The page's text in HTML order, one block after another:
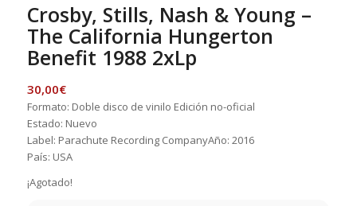
Crosby, Stills, Nash & Young –
The California Hungerton
Benefit 1988 2xLp
30,00€
Formato: Doble disco de vinilo Edición no-oficial
Estado: Nuevo
Label: Parachute Recording CompanyAño: 2016
País: USA
¡Agotado!